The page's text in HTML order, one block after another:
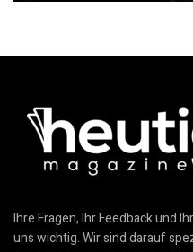
Ihre Fragen, Ihr Feedback und
uns wichtig. Wir sind darauf